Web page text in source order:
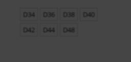
D34 D36 D38
D40
D42
D44 D48